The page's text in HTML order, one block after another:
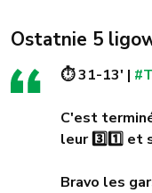
Ostatnie 5
⏱ 31-13' |
C'est
leur 3️⃣1️⃣ et
Bravo les